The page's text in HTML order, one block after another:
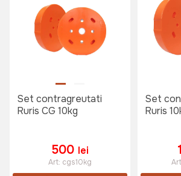
Set contragreutati
Ruris CG 10kg
500 lei
Art: cgs10kg
Set
Ruris